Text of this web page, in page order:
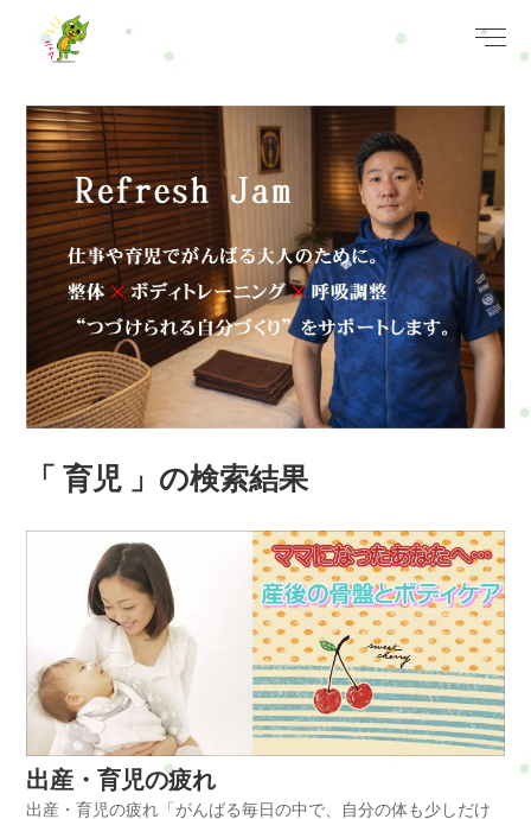
「 育児 」の検索結果
出産・育児の疲れ
出産・育児の疲れ「がんばる毎日の中で、自分の体も少しだけ